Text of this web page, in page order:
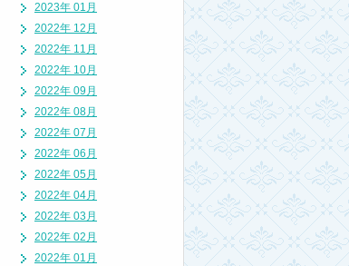
2023年 01月
2022年 12月
2022年 11月
2022年 10月
2022年 09月
2022年 08月
2022年 07月
2022年 06月
2022年 05月
2022年 04月
2022年 03月
2022年 02月
2022年 01月